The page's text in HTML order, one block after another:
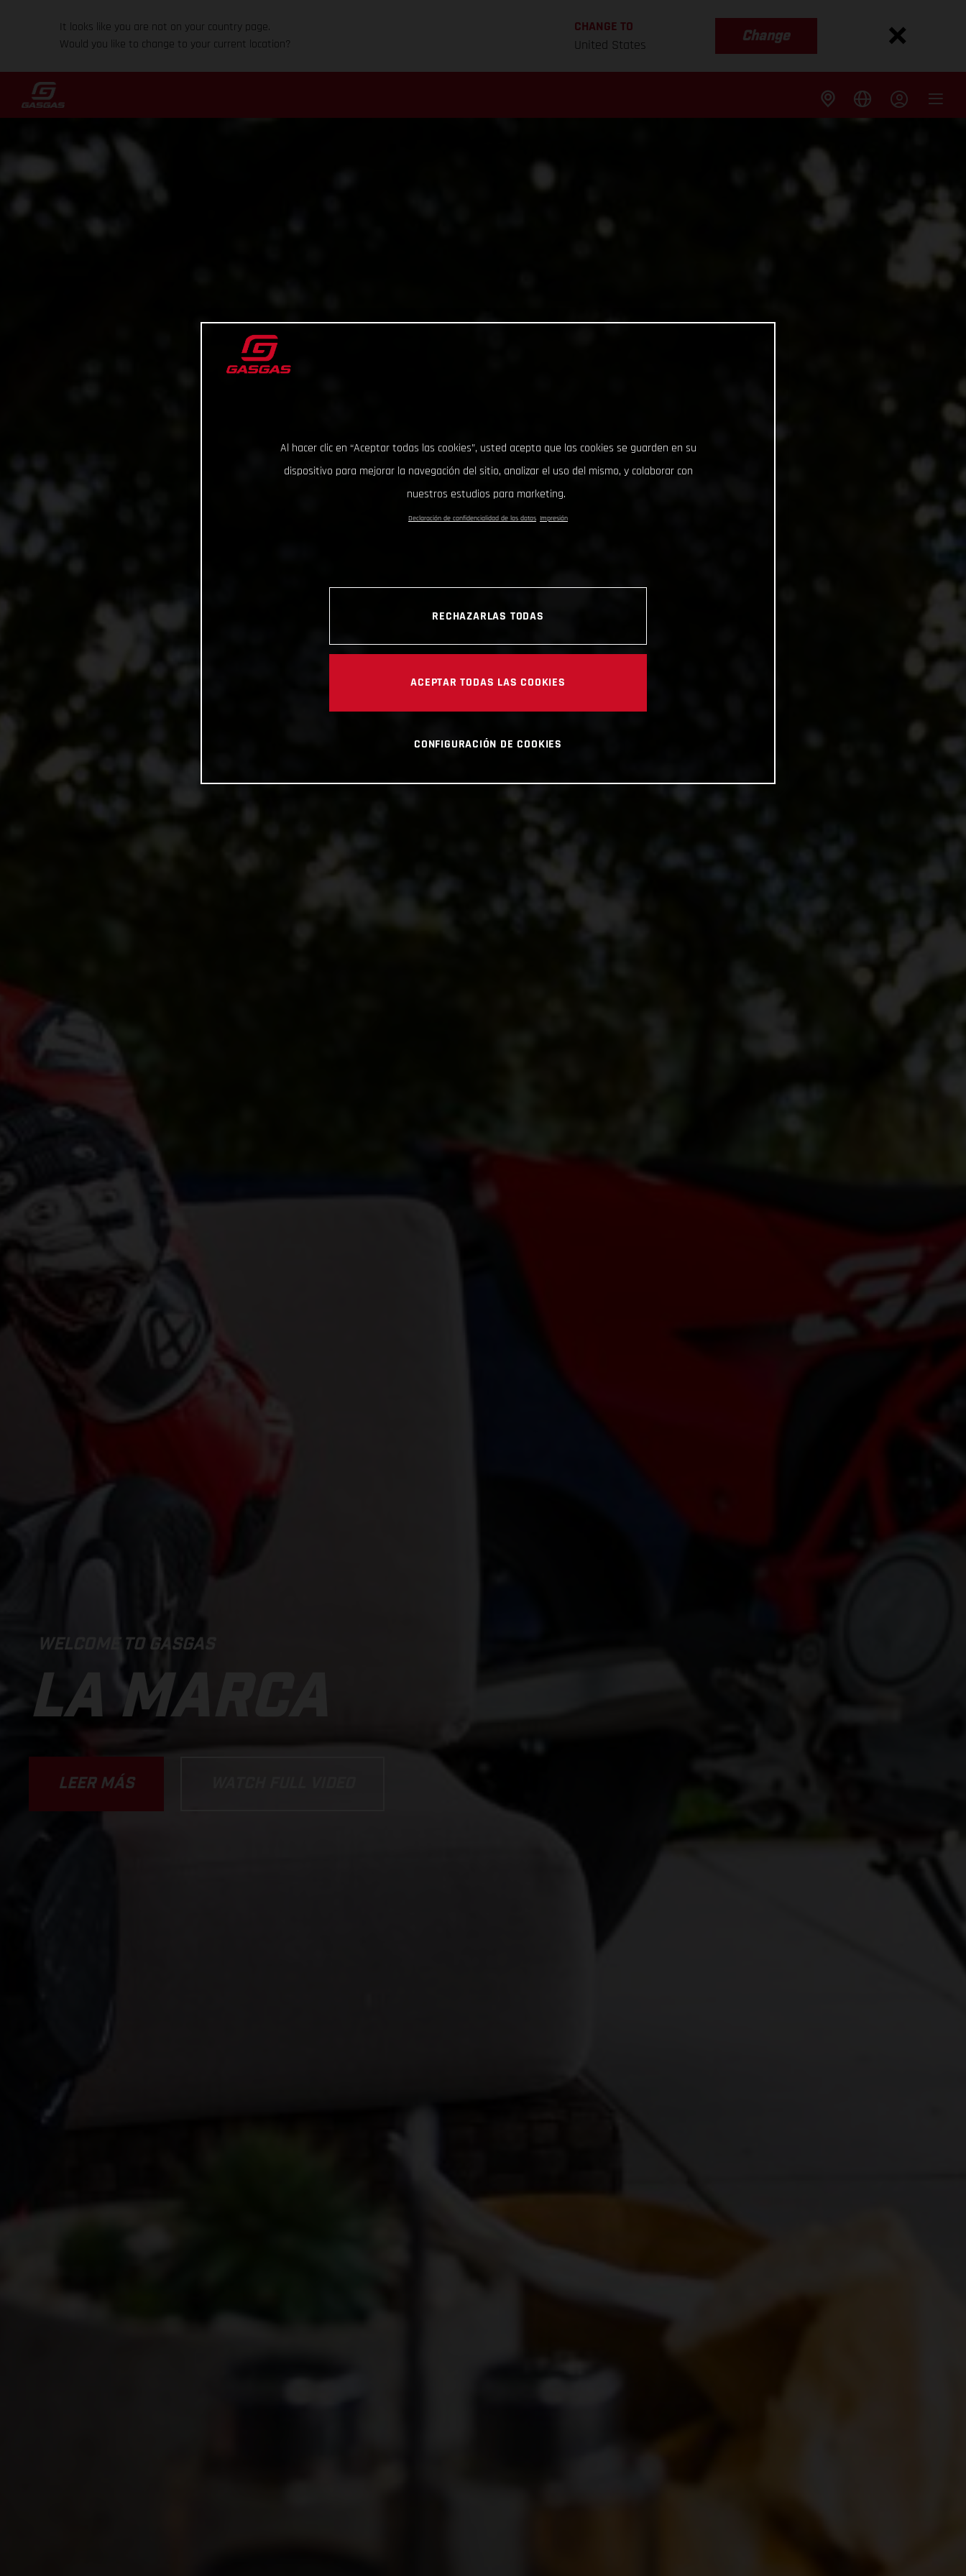
It looks like you are not on your country page.
Would you like to change to your current location?
CHANGE TO
United States
Change
WELCOME TO GASGAS
LA MARCA
LEER MÁS
Al hacer clic en “Aceptar todas las cookies”, usted acepta que las cookies se guarden en su
dispositivo para mejorar la navegación del sitio, analizar el uso del mismo, y colaborar con
nuestros estudios para marketing.
Declaración de confidencialidad de los datos Impresión
RECHAZARLAS TODAS
ACEPTAR TODAS LAS COOKIES
CONFIGURACIÓN DE COOKIES